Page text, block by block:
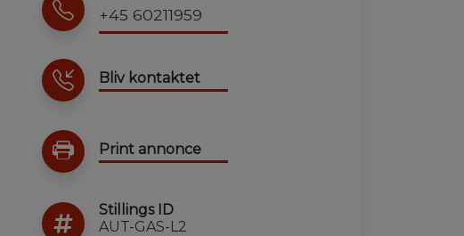
+45 60211959
Bliv kontaktet
Print annonce
Stillings ID
AUT-GAS-L2